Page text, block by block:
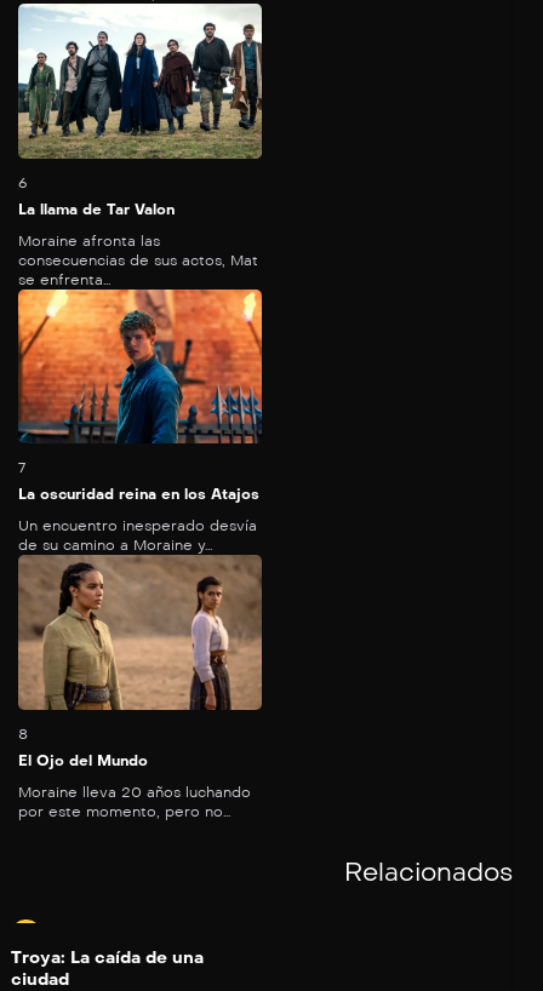
6
La llama de Tar Valon
Moraine afronta las
consecuencias de sus actos, Mat
se enfrenta...
7
La oscuridad reina en los Atajos
Un encuentro inesperado desvía
de su camino a Moraine y...
8
El Ojo del Mundo
Moraine lleva 20 años luchando
por este momento, pero no...
Relacionados
Troya: La caída de una
ciudad